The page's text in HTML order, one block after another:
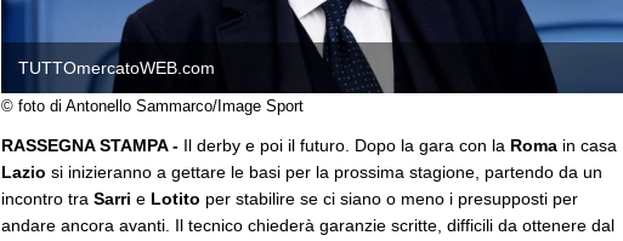
TUTTOmercatoWEB.com
© foto di Antonello Sammarco/Image Sport
RASSEGNA STAMPA - Il derby e poi il futuro. Dopo la gara con la Roma in casa
Lazio si inizieranno a gettare le basi per la prossima stagione, partendo da un
incontro tra Sarri e Lotito per stabilire se ci siano o meno i presupposti per
andare ancora avanti. Il tecnico chiederà garanzie scritte, difficili da ottenere dal